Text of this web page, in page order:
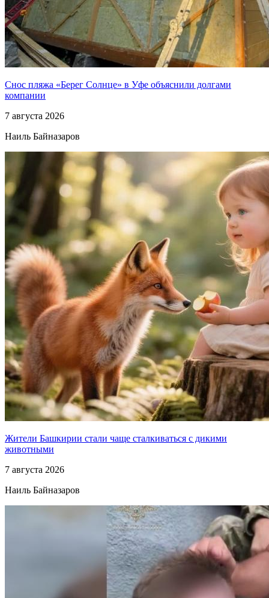
Снос пляжа «Берег Солнце» в Уфе объяснили долгами
компании
7 августа 2026
Наиль Байназаров
Жители Башкирии стали чаще сталкиваться с дикими
животными
7 августа 2026
Наиль Байназаров